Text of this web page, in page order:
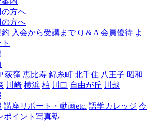
ャ
窪
方へ
方へ
入会から受講まで Q & A 会員優待 よ
荻窪 恵比寿 錦糸町 北千住 八王子 昭和
川崎 横浜 柏 川口 自由が丘 川越
講座リポート・動画etc. 語学カレッジ 今
ポイント写真塾